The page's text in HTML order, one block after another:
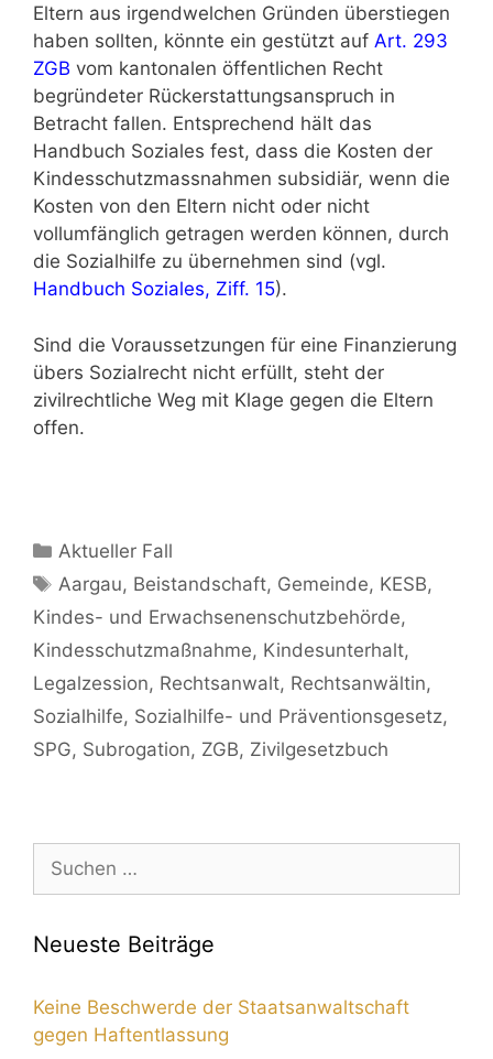
Eltern aus irgendwelchen Gründen überstiegen
haben sollten, könnte ein gestützt auf Art. 293
ZGB vom kantonalen öffentlichen Recht
begründeter Rückerstat­tungsanspruch in
Betracht fallen. Entsprechend hält das
Handbuch Soziales fest, dass die Kosten der
Kindesschutzmassnahmen subsidiär, wenn die
Kosten von den Eltern nicht oder nicht
vollumfänglich getragen werden können, durch
die Sozialhilfe zu übernehmen sind (vgl.
Handbuch Soziales, Ziff. 15).
Sind die Voraussetzungen für eine Finanzierung
übers Sozialrecht nicht erfüllt, steht der
zivilrechtliche Weg mit Klage gegen die Eltern
offen.
Aktueller Fall
Aargau, Beistandschaft, Gemeinde, KESB,
Kindes- und Erwachsenenschutzbehörde,
Kindesschutzmaßnahme, Kindesunterhalt,
Legalzession, Rechtsanwalt, Rechtsanwältin,
Sozialhilfe, Sozialhilfe- und Präventionsgesetz,
SPG, Subrogation, ZGB, Zivilgesetzbuch
Neueste Beiträge
Keine Beschwerde der Staatsanwaltschaft
gegen Haftentlassung